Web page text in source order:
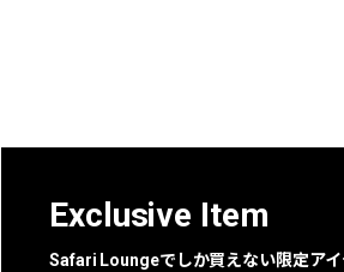
Exclusive Item
Safari Loungeでしか買えない限定アイ